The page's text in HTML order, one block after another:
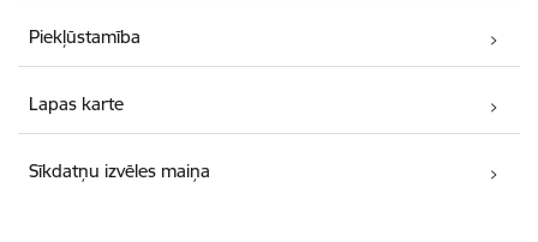
Piekļūstamība
Lapas karte
Sīkdatņu izvēles maiņa